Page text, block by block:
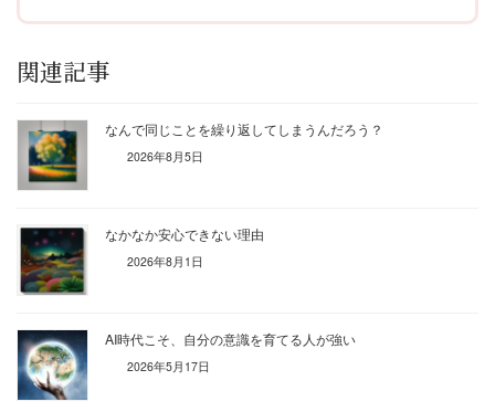
関連記事
なんで同じことを繰り返してしまうんだろう？
2026年8月5日
なかなか安心できない理由
2026年8月1日
AI時代こそ、自分の意識を育てる人が強い
2026年5月17日